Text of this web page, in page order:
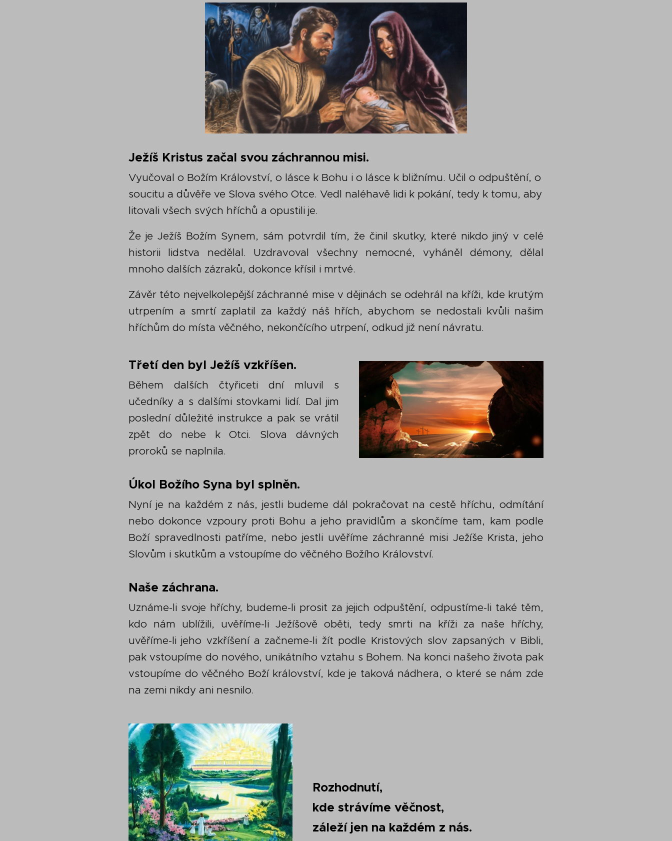
Ježíš Kristus začal svou záchrannou misi.
Vyučoval o Božím Království, o lásce k Bohu i o lásce k bližnímu. Učil o odpuštění, o
soucitu a důvěře ve Slova svého Otce. Vedl naléhavě lidi k pokání, tedy k tomu, aby
litovali všech svých hříchů a opustili je.
Že je Ježíš Božím Synem, sám potvrdil tím, že činil skutky, které nikdo jiný v celé
historii lidstva nedělal. Uzdravoval všechny nemocné, vyháněl démony, dělal
mnoho dalších zázraků, dokonce křísil i mrtvé.
Závěr této nejvelkolepější záchranné mise v dějinách se odehrál na kříži, kde krutým
utrpením a smrtí zaplatil za každý náš hřích, abychom se nedostali kvůli našim
hříchům do místa věčného, nekončícího utrpení, odkud již není návratu.
Třetí den byl Ježíš vzkříšen.
Během dalších čtyřiceti dní mluvil s
učedníky a s dalšími stovkami lidí. Dal jim
poslední důležité instrukce a pak se vrátil
zpět do nebe k Otci. Slova dávných
proroků se naplnila.
Úkol Božího Syna byl splněn.
Nyní je na každém z nás, jestli budeme dál pokračovat na cestě hříchu, odmítání
nebo dokonce vzpoury proti Bohu a jeho pravidlům a skončíme tam, kam podle
Boží spravedlnosti patříme, nebo jestli uvěříme záchranné misi Ježíše Krista, jeho
Slovům i skutkům a vstoupíme do věčného Božího Království.
Naše záchrana.
Uznáme-li svoje hříchy, budeme-li prosit za jejich odpuštění, odpustíme-li také těm,
kdo nám ublížili, uvěříme-li Ježíšově oběti, tedy smrti na kříži za naše hříchy,
uvěříme-li jeho vzkříšení a začneme-li žít podle Kristových slov zapsaných v Bibli,
pak vstoupíme do nového, unikátního vztahu s Bohem. Na konci našeho života pak
vstoupíme do věčného Boží království, kde je taková nádhera, o které se nám zde
na zemi nikdy ani nesnilo.
Rozhodnutí,
kde strávíme věčnost,
záleží jen na každém z nás.